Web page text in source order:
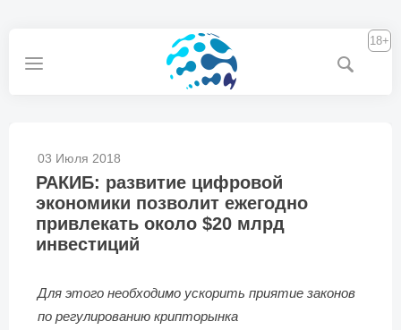
18+
03 Июля 2018
РАКИБ: развитие цифровой
экономики позволит ежегодно
привлекать около $20 млрд
инвестиций
Для этого необходимо ускорить приятие законов
по регулированию крипторынка